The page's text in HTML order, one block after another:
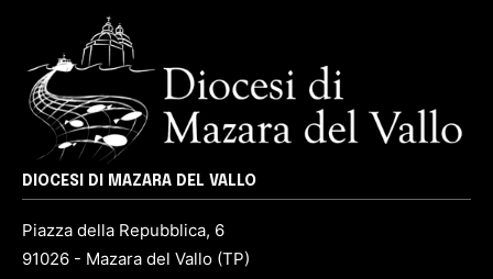
DIOCESI DI MAZARA DEL VALLO
Piazza della Repubblica, 6
91026 - Mazara del Vallo (TP)